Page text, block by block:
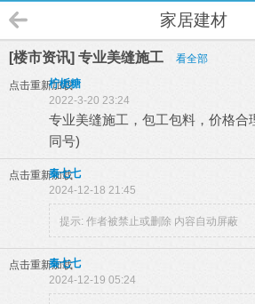
家居建材
[楼市资讯] 专业美缝施工 看全部
点击重新加载
柠栀糖
2022-3-20 23:24
专业美缝施工，包工包料，价格合
同号)
点击重新加载
秦七七
2024-12-18 21:45
提示: 作者被禁止或删除 内容自动屏蔽
点击重新加载
秦七七
2024-12-19 05:24